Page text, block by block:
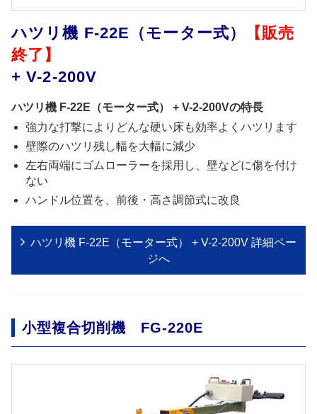
ハツリ機 F-22E（モーター式）
【販売
終了】
+ V-2-200V
ハツリ機 F-22E（モーター式） + V-2-200Vの特長
強力な打撃によりどんな硬い床も効率よくハツリます
壁際のハツリ残し幅を大幅に減少
左右両端にゴムローラーを採用し、壁などに傷を付け
ない
ハンドル位置を、前後・高さ調節式に改良
ハツリ機 F-22E（モーター式） + V-2-200V 詳細ペー
ジへ
小型複合切削機 FG-220E